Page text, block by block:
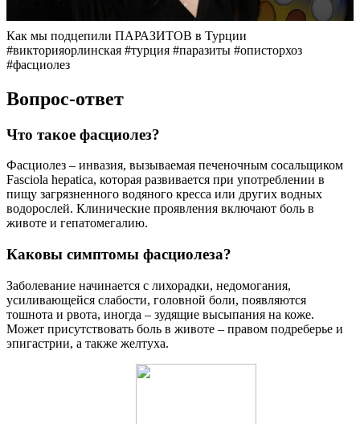
Как мы подцепили ПАРАЗИТОВ в Турции
#викторияорлинская #турция #паразиты #описторхоз
#фасциолез
Вопрос-ответ
Что такое фасциолез?
Фасциолез – инвазия, вызываемая печеночным сосальщиком
Fasciola hepatica, которая развивается при употреблении в
пищу загрязненного водяного кресса или других водных
водорослей. Клинические проявления включают боль в
животе и гепатомегалию.
Каковы симптомы фасциолеза?
Заболевание начинается с лихорадки, недомогания,
усиливающейся слабости, головной боли, появляются
тошнота и рвота, иногда – зудящие высыпания на коже.
Может присутствовать боль в животе – правом подреберье и
эпигастрии, а также желтуха.